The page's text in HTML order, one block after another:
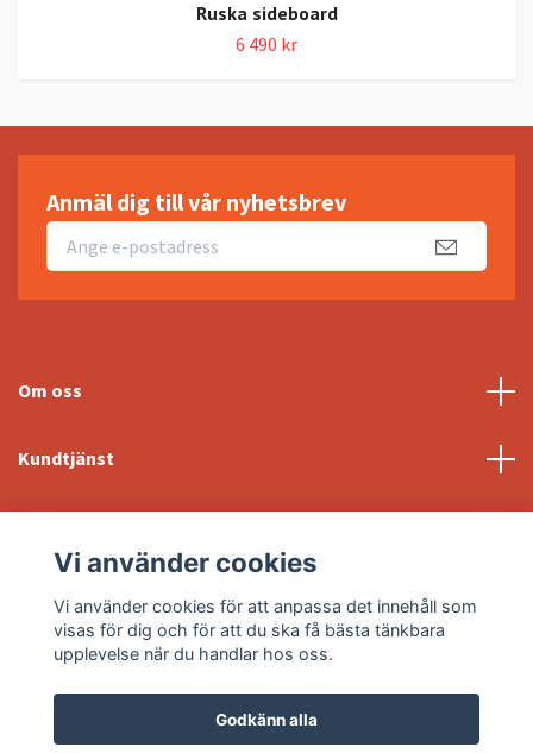
Ruska sideboard
6 490 kr
Anmäl dig till vår nyhetsbrev
Om oss
Kundtjänst
Sociala medier
Vi använder cookies
Vi använder cookies för att anpassa det innehåll som
visas för dig och för att du ska få bästa tänkbara
upplevelse när du handlar hos oss.
Godkänn alla